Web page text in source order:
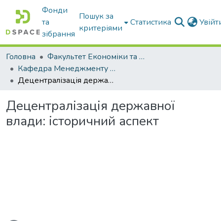
Фонди
та
зібрання
Пошук за
критеріями
Статистика
Головна
Факультет Економіки та бізнесу
Кафедра Менеджменту та публічного адміністрування
Децентралізація державної влади: історичний аспект
Децентралізація державної
влади: історичний аспект